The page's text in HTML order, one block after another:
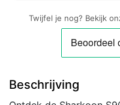
Twijfel je nog? Bekijk
Beschrijving